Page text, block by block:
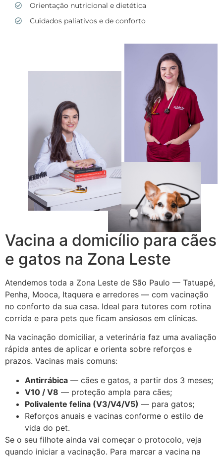
Orientação nutricional e dietética
Cuidados paliativos e de conforto
Vacina a domicílio para cães
e gatos na Zona Leste
Atendemos toda a Zona Leste de São Paulo — Tatuapé,
Penha, Mooca, Itaquera e arredores — com vacinação
no conforto da sua casa. Ideal para tutores com rotina
corrida e para pets que ficam ansiosos em clínicas.
Na vacinação domiciliar, a veterinária faz uma avaliação
rápida antes de aplicar e orienta sobre reforços e
prazos. Vacinas mais comuns:
Antirrábica — cães e gatos, a partir dos 3 meses;
V10 / V8 — proteção ampla para cães;
Polivalente felina (V3/V4/V5) — para gatos;
Reforços anuais e vacinas conforme o estilo de
vida do pet.
Se o seu filhote ainda vai começar o protocolo, veja
quando iniciar a vacinação. Para marcar a vacina na